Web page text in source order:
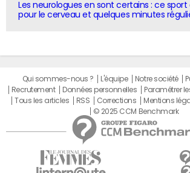
Les neurologues en sont certains : ce
pour le cerveau et quelques minutes
Qui sommes-nous ? L'équipe Notre société
Recrutement
Données personnelles Paramétrer
Tous les articles
RSS Corrections Mentions
© 2025 CCM Benchmark